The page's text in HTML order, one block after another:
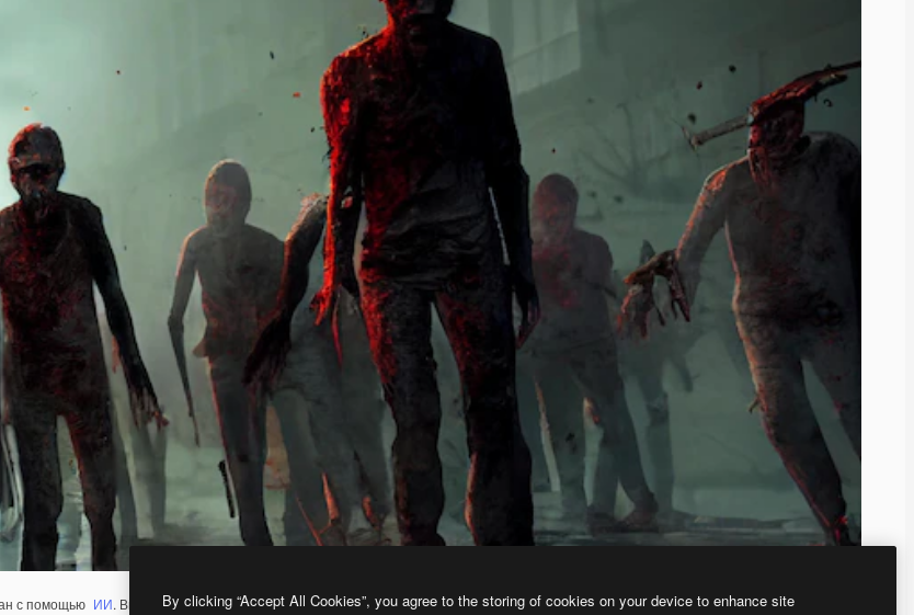
с помощью ИИ. Вы можете создать свой собственный с помощью нашего генератора изображений на основе ИИ.
By clicking “Accept All Cookies”, you agree to the storing of cookies on your device to enhance site